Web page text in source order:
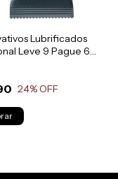
Lubrificados
Leve 9 Pague 6
24% OFF